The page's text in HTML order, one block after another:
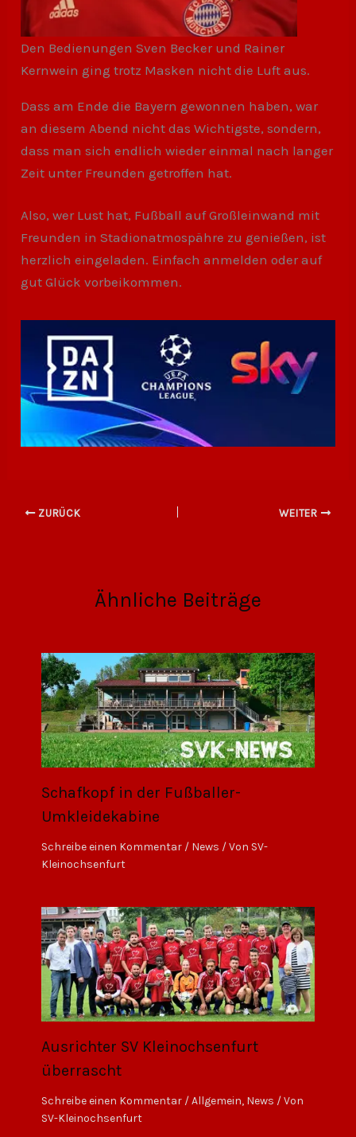
Den Bedienungen Sven Becker und Rainer
Kernwein ging trotz Masken nicht die Luft aus.
Dass am Ende die Bayern gewonnen haben, war
an diesem Abend nicht das Wichtigste, sondern,
dass man sich endlich wieder einmal nach langer
Zeit unter Freunden getroffen hat.
Also, wer Lust hat, Fußball auf Großleinwand mit
Freunden in Stadionatmospähre zu genießen, ist
herzlich eingeladen. Einfach anmelden oder auf
gut Glück vorbeikommen.
ZURÜCK WEITER
Ähnliche Beiträge
Schafkopf in der Fußballer-
Umkleidekabine
Schreibe einen Kommentar / News / Von SV-
Kleinochsenfurt
Ausrichter SV Kleinochsenfurt
überrascht
Schreibe einen Kommentar /Allgemein, News / Von
SV-Kleinochsenfurt